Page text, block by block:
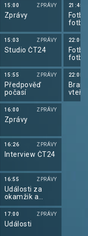
15:00 ZPRÁVY
Zprávy
15:03 ZPRÁVY
Studio ČT24
15:55 ZPRÁVY
Předpověď
počasí
16:00 ZPRÁVY
Zprávy
16:26 ZPRÁVY
Interview ČT24
16:55 ZPRÁVY
Události za
okamžik a
počasí
17:00 ZPRÁVY
Události
21:45
2026
22:00
2026
22:05